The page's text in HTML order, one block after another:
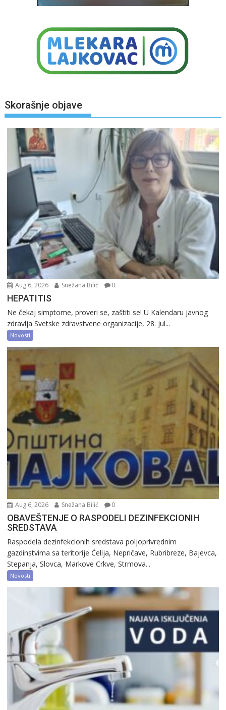
Skorašnje objave
Aug 6, 2026 Snežana Bilić 0
HEPATITIS
Ne čekaj simptome, proveri se, zaštiti se! U Kalendaru javnog
zdravlja Svetske zdravstvene organizacije, 28. jul...
Novosti
Aug 6, 2026 Snežana Bilić 0
OBAVEŠTENJE O RASPODELI DEZINFEKCIONIH
SREDSTAVA
Raspodela dezinfekcionih sredstava poljoprivrednim
gazdinstvima sa teritorije Ćelija, Nepričave, Rubribreze, Bajevca,
Stepanja, Slovca, Markove Crkve, Strmova...
Novosti